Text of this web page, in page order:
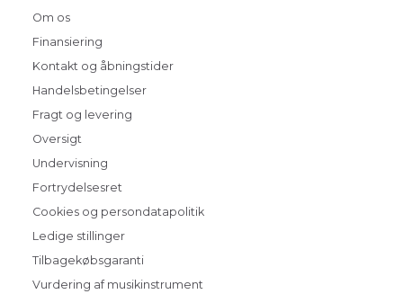
Om os
Finansiering
Kontakt og åbningstider
Handelsbetingelser
Fragt og levering
Oversigt
Undervisning
Fortrydelsesret
Cookies og persondatapolitik
Ledige stillinger
Tilbagekøbsgaranti
Vurdering af musikinstrument